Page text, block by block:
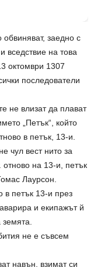
заедно с
вседствие на това
октомври 1307
последователи
не влизат да плават
„Петък“, който
в петък, 13-и.
чул вест нито за
отново на 13-и, петък
Лаурсон.
в петък 13-и през
и екипажът й
не е съвсем
навън, взимат си